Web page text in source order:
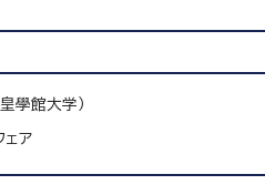
學館大学）
ェア